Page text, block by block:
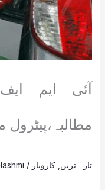
آئی ایم
تازہ ترین کاروبار /